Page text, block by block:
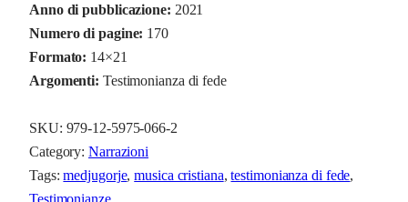
u
d
h
i
q
u
Anno di pubblicazione: 2021
Numero di pagine: 170
Formato: 14×21
Argomenti: Testimonianza di fede
SKU: 979-12-5975-066-2
Category:Narrazioni
Tags:medjugorje, musica cristiana, testimonianza di fede